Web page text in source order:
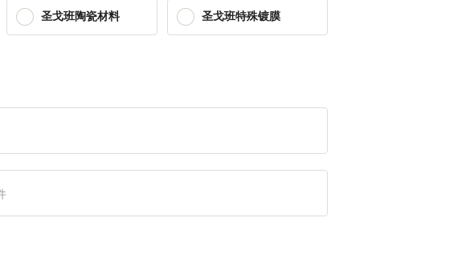
圣戈班陶瓷材料 圣戈班特殊镀膜